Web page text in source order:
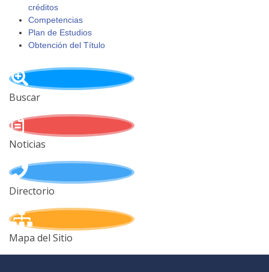
créditos
Competencias
Plan de Estudios
Obtención del Título
Buscar
Noticias
Directorio
Mapa del Sitio